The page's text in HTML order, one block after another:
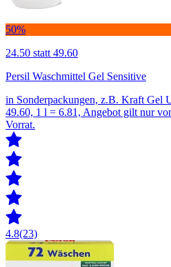
50%
24.50 statt 49.60
Persil Waschmittel Gel Sensitive
in Sonderpackungen, z.B. Kraft Gel
49.60, 1 l = 6.81, Angebot gilt nur
Vorrat.
4.8(23)